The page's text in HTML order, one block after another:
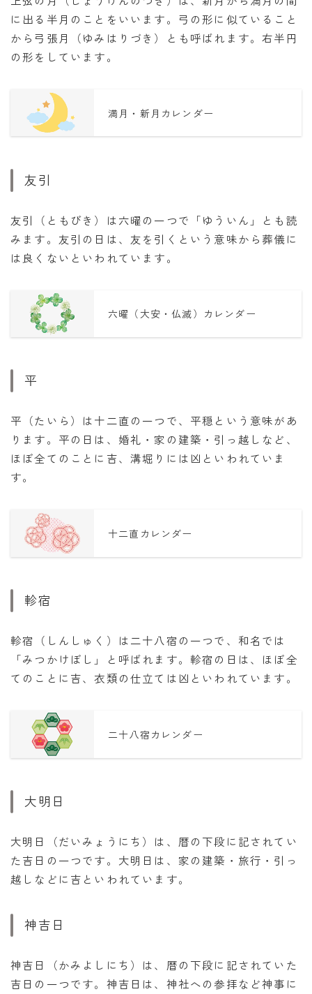
に出る半月のことをいいます。弓の形に似ていること
から弓張月（ゆみはりづき）とも呼ばれます。右半円
の形をしています。
満月・新月カレンダー
友引
友引（ともびき）は六曜の一つで「ゆういん」とも読
みます。友引の日は、友を引くという意味から葬儀に
は良くないといわれています。
六曜（大安・仏滅）カレンダー
平
平（たいら）は十二直の一つで、平穏という意味があ
ります。平の日は、婚礼・家の建築・引っ越しなど、
ほぼ全てのことに吉、溝堀りには凶といわれていま
す。
十二直カレンダー
軫宿
軫宿（しんしゅく）は二十八宿の一つで、和名では
「みつかけぼし」と呼ばれます。軫宿の日は、ほぼ全
てのことに吉、衣類の仕立ては凶といわれています。
二十八宿カレンダー
大明日
大明日（だいみょうにち）は、暦の下段に記されてい
た吉日の一つです。大明日は、家の建築・旅行・引っ
越しなどに吉といわれています。
神吉日
神吉日（かみよしにち）は、暦の下段に記されていた
吉日の一つです。神吉日は、神社への参拝など神事に